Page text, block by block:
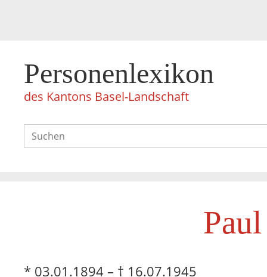
Personenlexikon
des Kantons Basel-Landschaft
* 03.01.1894 – † 16.07.1945